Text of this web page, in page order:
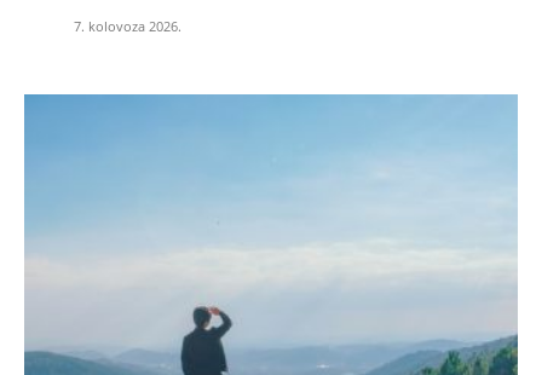
7. kolovoza 2026.